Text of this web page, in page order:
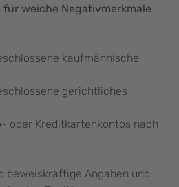
für weiche Negativmerkmale
kaufmännische
gerichtliches
oder Kreditkartenkontos nach
beweiskräftige Angaben und